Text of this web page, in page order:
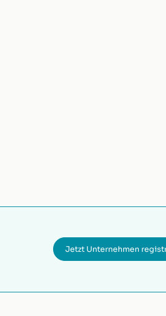
Jetzt Unternehmen